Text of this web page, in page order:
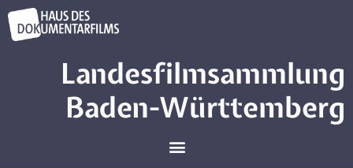
Landesfilmsammlung
Baden-Württemberg